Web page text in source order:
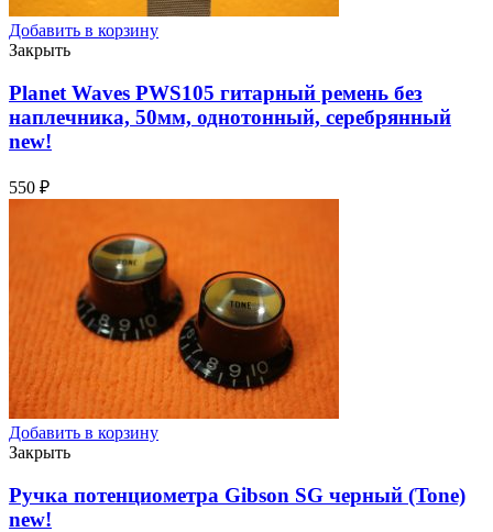
Добавить в корзину
Закрыть
Planet Waves PWS105 гитарный ремень без
наплечника, 50мм, однотонный, серебрянный
new!
550 ₽
Добавить в корзину
Закрыть
Ручка потенциометра Gibson SG черный (Tone)
new!